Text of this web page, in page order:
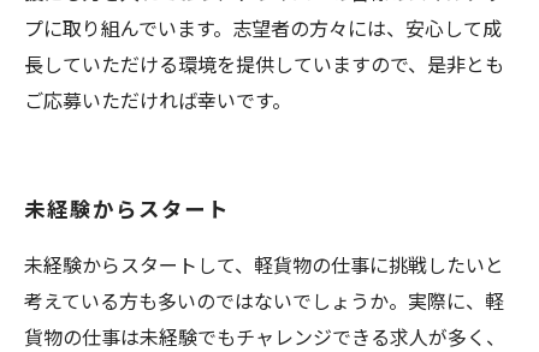
プに取り組んでいます。志望者の方々には、安心して成
長していただける環境を提供していますので、是非とも
ご応募いただければ幸いです。
未経験からスタート
未経験からスタートして、軽貨物の仕事に挑戦したいと
考えている方も多いのではないでしょうか。実際に、軽
貨物の仕事は未経験でもチャレンジできる求人が多く、